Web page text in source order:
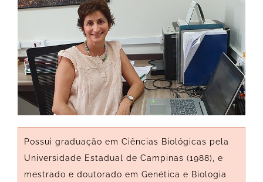
Possui graduação em Ciências Biológicas pela
Universidade Estadual de Campinas (1988), e
mestrado e doutorado em Genética e Biologia